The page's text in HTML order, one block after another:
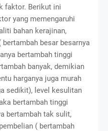
faktor. Berikut ini
yang memengaruhi
bahan kerajinan,
besar besarnya
bertambah tinggi
banyak, demikian
harganya juga murah
sedikit), level kesulitan
bertambah tinggi
bertambah tak sulit,
( bertambah